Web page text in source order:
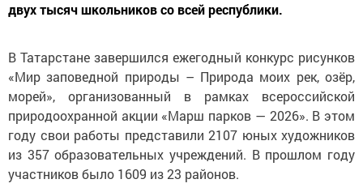
двух тысяч школьников со всей республики.
В Татарстане завершился ежегодный конкурс рисунков
«Мир заповедной природы – Природа моих рек, озёр,
морей», организованный в рамках всероссийской
природоохранной акции «Марш парков — 2026». В этом
году свои работы представили 2107 юных художников
из 357 образовательных учреждений. В прошлом году
участников было 1609 из 23 районов.